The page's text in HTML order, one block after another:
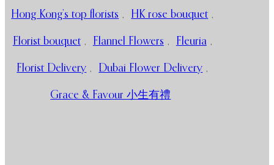
Hong Kong’s top florists , HK rose bouquet ,
Florist bouquet , Flannel Flowers , Fleuria ,
Florist Delivery , Dubai Flower Delivery ,
Grace & Favour 小生有禮